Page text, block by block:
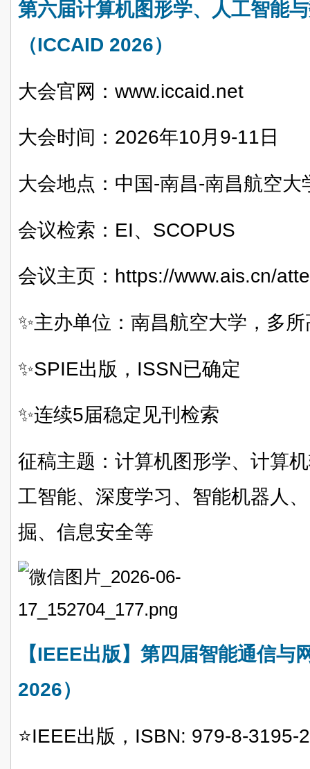
第六届计算机图形学、人工智能
（ICCAID 2026）
大会官网：www.iccaid.net
大会时间：2026年10月9-11日
大会地点：中国-南昌-南昌航空大
会议检索：EI、SCOPUS
会议主页：https://www.ais.cn/
✨主办单位：南昌航空大学，多
✨SPIE出版，ISSN已确定
✨连续5届稳定见刊检索
征稿主题：计算机图形学、计算
工智能、深度学习、智能机器人
掘、信息安全等
【IEEE出版】第四届智能通信与
2026）
⭐IEEE出版，ISBN: 979-8-3195-